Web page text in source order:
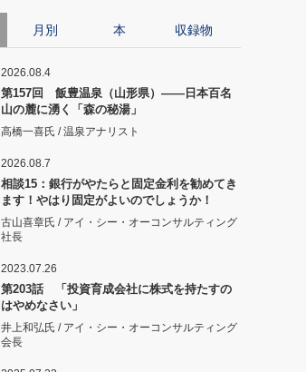
月別 本 収録物
2026.08.4
第157回 飯豊温泉（山形県）――日本百名
山の麓に湧く「森の秘湯」
高橋一喜氏 / 温泉アナリスト
2026.08.7
相談15：銀行がやたらと固定金利を勧めてき
ます！やはり固定がよいのでしょうか！
古山喜章氏 / アイ・シー・オーコンサルティング
社長
2023.07.26
第203話 「投資育成会社に株式を持たすの
はやめなさい」
井上和弘氏 / アイ・シー・オーコンサルティング
会長